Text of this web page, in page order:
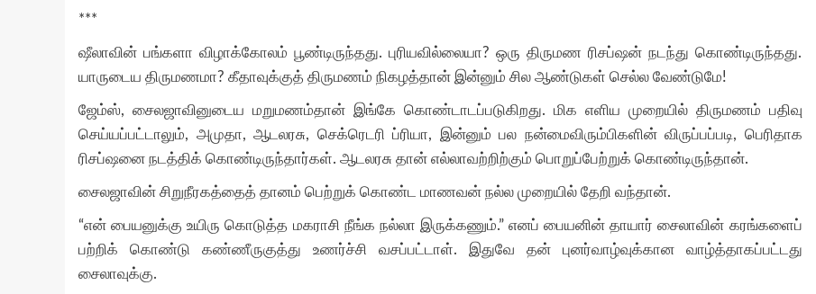
***
ஷீலாவின் பங்களா விழாக்கோலம் பூண்டிருந்தது. புரியவில்லையா? ஒரு திருமண ரிசப்ஷன் நடந்து கொண்டிருந்தது.
யாருடைய திருமணமா? கீதாவுக்குத் திருமணம் நிகழத்தான் இன்னும் சில ஆண்டுகள் செல்ல வேண்டுமே!
ஜேம்ஸ், சைலஜாவினுடைய மறுமணம்தான் இங்கே கொண்டாடப்படுகிறது. மிக எளிய முறையில் திருமணம் பதிவு
செய்யப்பட்டாலும், அமுதா, ஆடலரசு, செக்ரெடரி ப்ரியா, இன்னும் பல நன்மைவிரும்பிகளின் விருப்பப்படி, பெரிதாக
ரிசப்ஷனை நடத்திக் கொண்டிருந்தார்கள். ஆடலரசு தான் எல்லாவற்றிற்கும் பொறுப்பேற்றுக் கொண்டிருந்தான்.
சைலஜாவின் சிறுநீரகத்தைத் தானம் பெற்றுக் கொண்ட மாணவன் நல்ல முறையில் தேறி வந்தான்.
“என் பையனுக்கு உயிரு கொடுத்த மகராசி நீங்க நல்லா இருக்கணும்.” எனப் பையனின் தாயார் சைலாவின் கரங்களைப்
பற்றிக் கொண்டு கண்ணீருகுத்து உணர்ச்சி வசப்பட்டாள். இதுவே தன் புனர்வாழ்வுக்கான வாழ்த்தாகப்பட்டது
சைலாவுக்கு.